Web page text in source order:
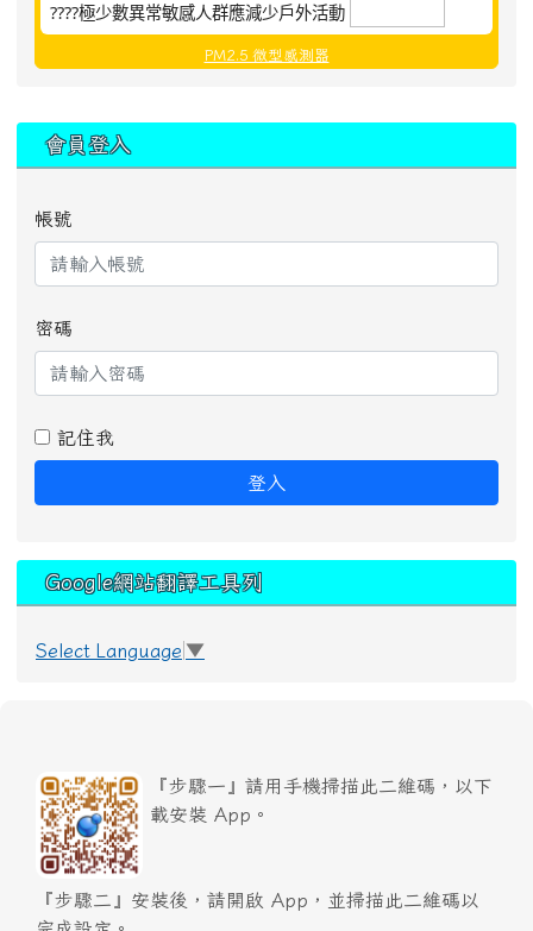
????極少數異常敏感人群應減少戶外活動
PM2.5 微型感測器
會員登入
帳號
密碼
記住我
登入
Google網站翻譯工具列
Select Language ▼
『步驟一』請用手機掃描此二維碼，以下
載安裝 App。
『步驟二』安裝後，請開啟 App，並掃描此二維碼以